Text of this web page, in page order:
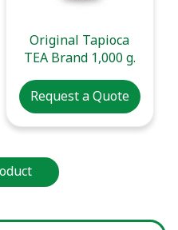
Original Tapioca
TEA Brand 1,000 g.
Request a Quote